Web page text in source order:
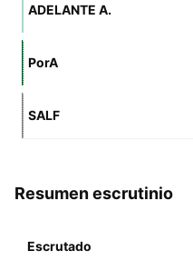
ADELANTE A.
PorA
SALF
Resumen escrutinio
Escrutado